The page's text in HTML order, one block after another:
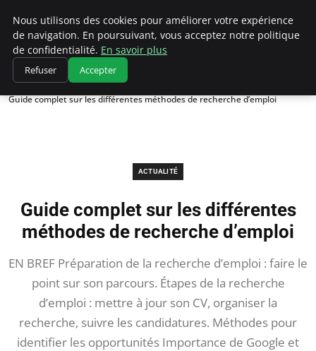
Chasseur De Tête
Accueil
Actualité
Guide complet sur les différentes méthodes de recherche d’emploi
ACTUALITÉ
Guide complet sur les différentes
méthodes de recherche d’emploi
EN BREF Préparation de la recherche d’emploi : faire le
point sur son parcours. Étapes de la recherche
d’emploi : mettre à jour son CV, organiser la
recherche, suivre les candidatures. Méthodes pour
identifier les opportunités Importance de Google et
Nous utilisons des cookies pour améliorer votre expérience
de navigation. En poursuivant, vous acceptez notre politique
de confidentialité. En savoir plus
Refuser Accepter